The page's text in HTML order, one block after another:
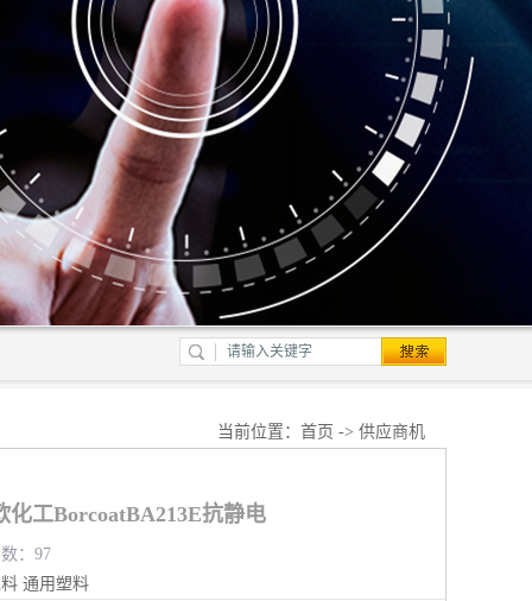
当前位置： 首页 -> 供应商机
化工BorcoatBA213E抗静电
：97
通用塑料